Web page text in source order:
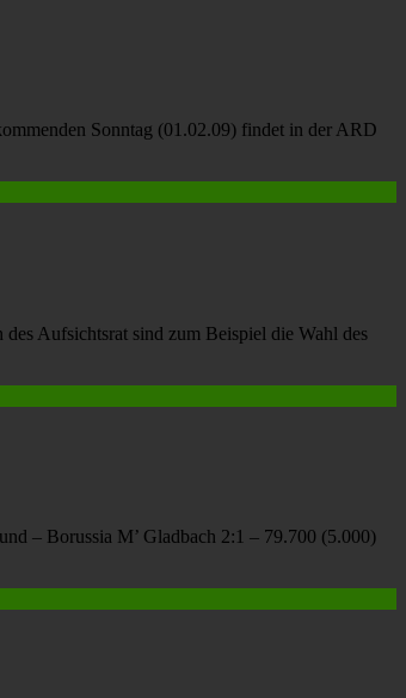
Sonntag (01.02.09) findet in der ARD
Aufsichtsrat sind zum Beispiel die Wahl des
– Borussia M’ Gladbach 2:1 – 79.700 (5.000)